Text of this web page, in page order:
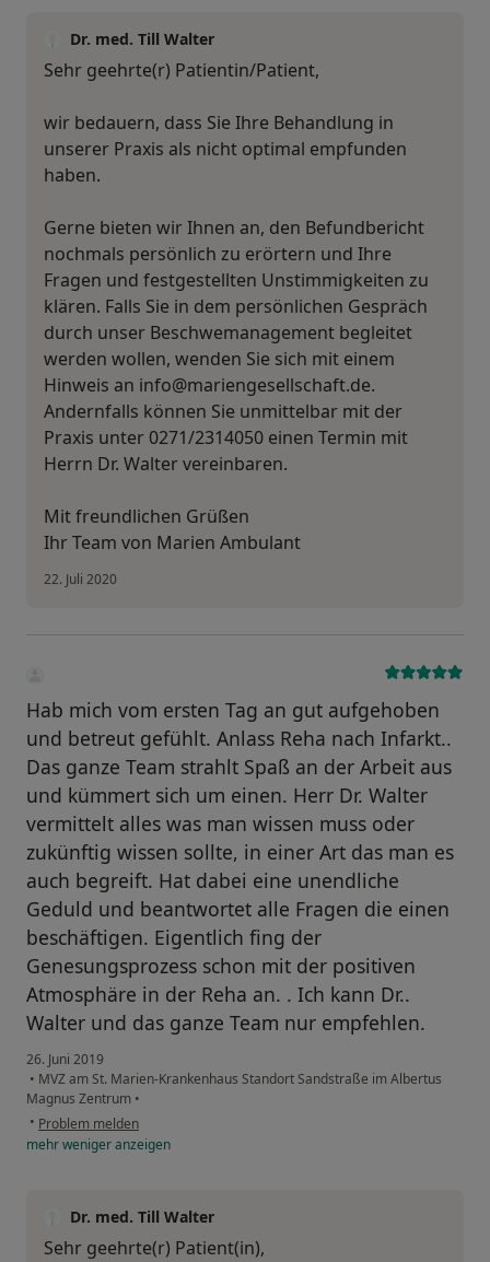
Dr. med. Till Walter
Sehr geehrte(r) Patientin/Patient,
wir bedauern, dass Sie Ihre Behandlung in
unserer Praxis als nicht optimal empfunden
haben.
Gerne bieten wir Ihnen an, den Befundbericht
nochmals persönlich zu erörtern und Ihre
Fragen und festgestellten Unstimmigkeiten zu
klären. Falls Sie in dem persönlichen Gespräch
durch unser Beschwemanagement begleitet
werden wollen, wenden Sie sich mit einem
Hinweis an info@mariengesellschaft.de.
Andernfalls können Sie unmittelbar mit der
Praxis unter 0271/2314050 einen Termin mit
Herrn Dr. Walter vereinbaren.
Mit freundlichen Grüßen
Ihr Team von Marien Ambulant
22. Juli 2020
Hab mich vom ersten Tag an gut aufgehoben
und betreut gefühlt. Anlass Reha nach Infarkt..
Das ganze Team strahlt Spaß an der Arbeit aus
und kümmert sich um einen. Herr Dr. Walter
vermittelt alles was man wissen muss oder
zukünftig wissen sollte, in einer Art das man es
auch begreift. Hat dabei eine unendliche
Geduld und beantwortet alle Fragen die einen
beschäftigen. Eigentlich fing der
Genesungsprozess schon mit der positiven
Atmosphäre in der Reha an. . Ich kann Dr..
Walter und das ganze Team nur empfehlen.
26. Juni 2019
• MVZ am St. Marien-Krankenhaus Standort Sandstraße im Albertus
Magnus Zentrum •
• Problem melden
mehrwenigeranzeigen
Dr. med. Till Walter
Sehr geehrte(r) Patient(in),